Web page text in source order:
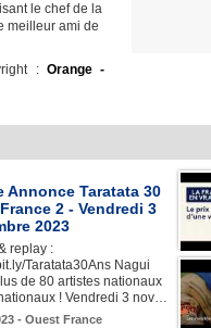
le chef de la
meilleur ami de
: Orange -
Annonce Taratata 30
2 - Vendredi 3
2023
replay :
Taratata30Ans Nagui
de 80 artistes nationaux
! Vendredi 3 nov…
- Ouest France